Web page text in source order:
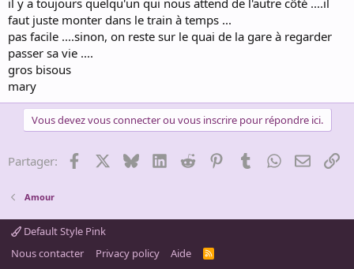
il y a toujours quelqu'un qui nous attend de l'autre côté ....il
faut juste monter dans le train à temps ...
pas facile ....sinon, on reste sur le quai de la gare à regarder
passer sa vie ....
gros bisous
mary
Vous devez vous connecter ou vous inscrire pour répondre ici.
Partager: Facebook BlueskyLinkedInReddit PinterestTumblrWhatsApp
Email
Amour
Default Style Pink
Nous contacter
Privacy policy Aide
R